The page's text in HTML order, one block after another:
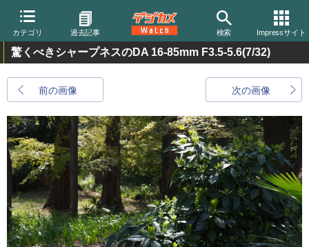
カテゴリ 過去記事 検索 Impressサイト
驚くべきシャープネスのDA 16-85mm F3.5-5.6(7/32)
前の画像 次の画像